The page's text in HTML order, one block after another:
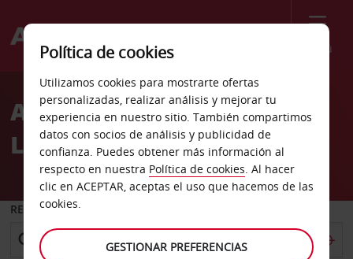
Menú
Welcome
AvisAlquiler de coches Port
Louis
RECOGER EN
Política de cookies
Utilizamos cookies para mostrarte ofertas
personalizadas, realizar análisis y mejorar tu
experiencia en nuestro sitio. También compartimos
datos con socios de análisis y publicidad de
confianza. Puedes obtener más información al
respecto en nuestra Política de cookies. Al hacer
clic en ACEPTAR, aceptas el uso que hacemos de las
cookies.
GESTIONAR PREFERENCIAS